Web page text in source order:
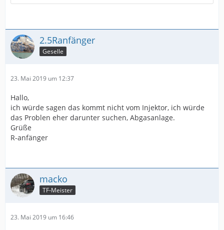
2.5Ranfänger
Geselle
23. Mai 2019 um 12:37
Hallo,
ich würde sagen das kommt nicht vom Injektor, ich würde
das Problen eher darunter suchen, Abgasanlage.
Grüße
R-anfänger
macko
TF-Meister
23. Mai 2019 um 16:46